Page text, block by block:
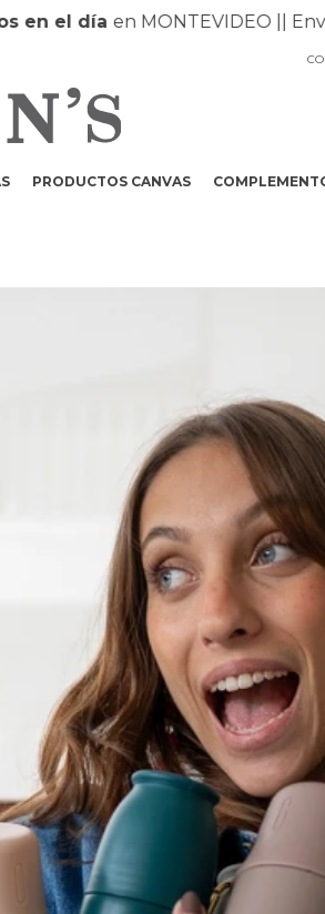
día en MONTEVIDEO || Envíos
PRODUCTOS CANVAS